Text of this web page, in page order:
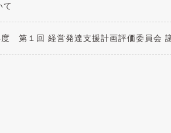
て
第１回 経営発達支援計画評価委員会